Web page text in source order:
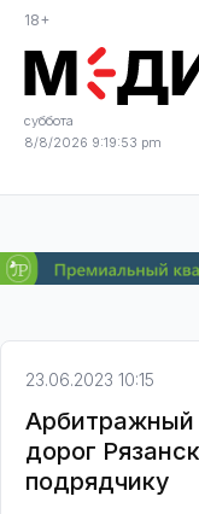
18+
суббота
8/8/2026 9:19:53 pm
23.06.2023 10:15
Арбитражный
дорог
подрядчику